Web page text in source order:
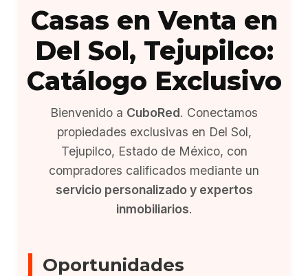
Casas en Venta en
Del Sol, Tejupilco:
Catálogo Exclusivo
Bienvenido a CuboRed. Conectamos
propiedades exclusivas en Del Sol,
Tejupilco, Estado de México, con
compradores calificados mediante un
servicio personalizado y expertos
inmobiliarios.
Oportunidades